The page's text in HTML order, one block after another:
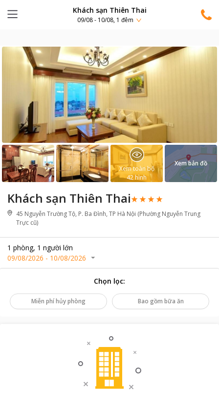
Khách sạn Thiên Thai
09/08 - 10/08, 1 đêm
Khách sạn Thiên Thai
45 Nguyễn Trường Tộ, P. Ba Đình, TP Hà Nội (Phường Nguyễn Trung
Trực cũ)
1 phòng, 1 người lớn
09/08/2026 - 10/08/2026
Xem toàn bộ
42 hình
Xem bản đồ
Chọn lọc:
Miễn phí hủy phòng Bao gồm bữa ăn